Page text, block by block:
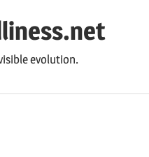
evolution.